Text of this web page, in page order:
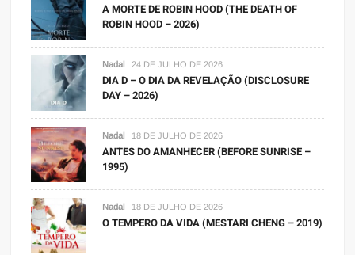
A MORTE DE ROBIN HOOD (THE DEATH OF
ROBIN HOOD – 2026)
Nadal 24 DE JULHO DE 2026
DIA D – O DIA DA REVELAÇÃO (DISCLOSURE
DAY – 2026)
Nadal 18 DE JULHO DE 2026
ANTES DO AMANHECER (BEFORE SUNRISE –
1995)
Nadal 18 DE JULHO DE 2026
O TEMPERO DA VIDA (MESTARI CHENG – 2019)